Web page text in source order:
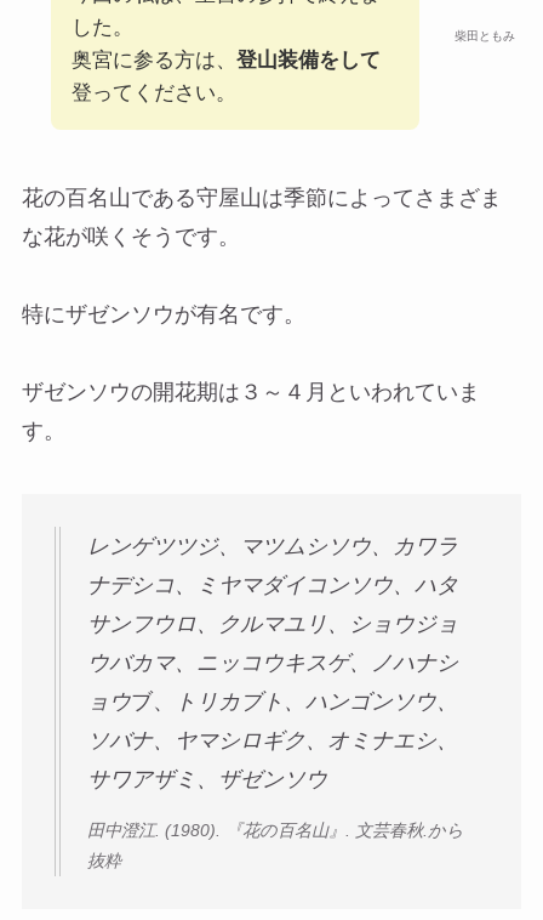
柴田ともみ
した。
奥宮に参る方は、 登山装備をして
登ってください。
花の百名山である守屋山は季節によってさまざま
な花が咲くそうです。
特にザゼンソウが有名です。
ザゼンソウの開花期は３～４月といわれていま
す。
レンゲツツジ、マツムシソウ、カワラ
ナデシコ、ミヤマダイコンソウ、ハタ
サンフウロ、クルマユリ、ショウジョ
ウバカマ、ニッコウキスゲ、ノハナシ
ョウブ、
トリカブト、ハンゴンソウ、
ソバナ、ヤマシロギク、オミナエシ、
サワアザミ、ザゼンソウ
田中澄江. (1980). 『花の百名山』. 文芸春秋.から
抜粋